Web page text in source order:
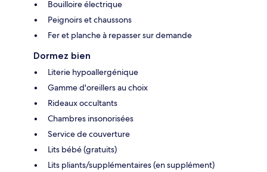
Bouilloire électrique
Peignoirs et chaussons
Fer et planche à repasser sur demande
Dormez bien
Literie hypoallergénique
Gamme d'oreillers au choix
Rideaux occultants
Chambres insonorisées
Service de couverture
Lits bébé (gratuits)
Lits pliants/supplémentaires (en supplément)